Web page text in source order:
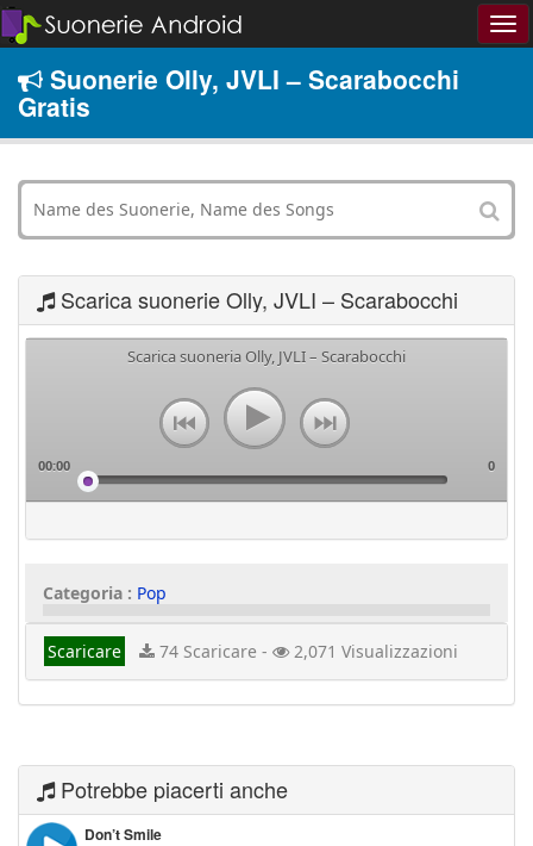
Suonerie Olly, JVLI – Scarabocchi
Gratis
Scarica suonerie Olly, JVLI – Scarabocchi
Scarica suoneria Olly, JVLI – Scarabocchi
00:00 0
Categoria : Pop
Scaricare 74 Scaricare - 2,071 Visualizzazioni
Potrebbe piacerti anche
Don’t Smile